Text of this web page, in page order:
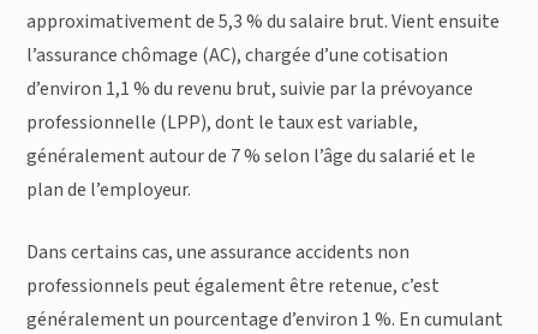
approximativement de 5,3 % du salaire brut. Vient ensuite
l’assurance chômage (AC), chargée d’une cotisation
d’environ 1,1 % du revenu brut, suivie par la prévoyance
professionnelle (LPP), dont le taux est variable,
généralement autour de 7 % selon l’âge du salarié et le
plan de l’employeur.
Dans certains cas, une assurance accidents non
professionnels peut également être retenue, c’est
généralement un pourcentage d’environ 1 %. En cumulant